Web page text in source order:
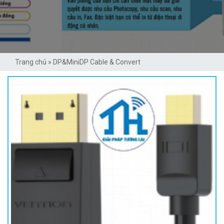
Trang chủ » DP&MiniDP Cable & Convert